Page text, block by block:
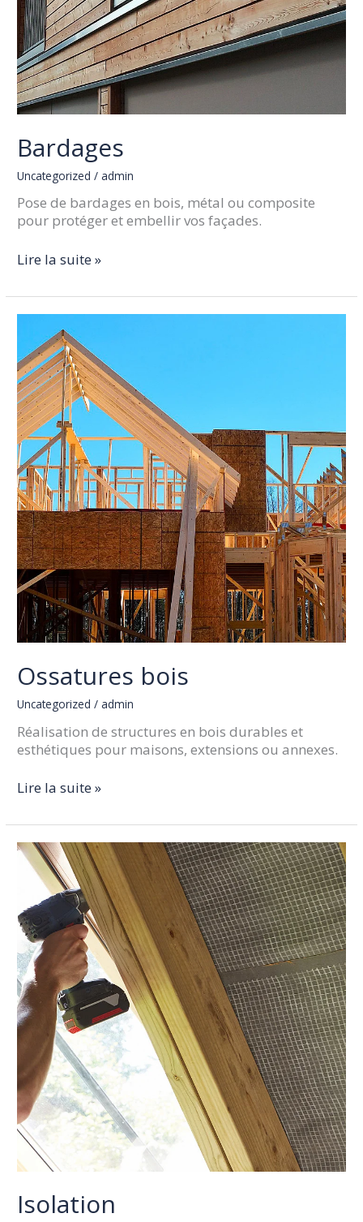
Bardages
Uncategorized /admin
Pose de bardages en bois, métal ou composite
pour protéger et embellir vos façades.
Lire la suite »
Ossatures bois
Uncategorized /admin
Réalisation de structures en bois durables et
esthétiques pour maisons, extensions ou annexes.
bois
Lire la suite »
Isolation
Isolation